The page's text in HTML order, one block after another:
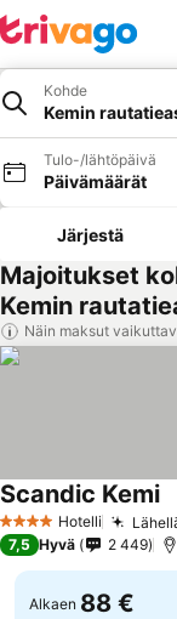
Kohde
Kemin
Tulo-/lähtöpäivä
Päivämäärät
Järjestä
Majoitukset
Kemin
Näin maksut
4 Tähtiluokitus
Hotelli
Scandic Kemi
7,5 Hyvä 2 449
Alkaen 88 €